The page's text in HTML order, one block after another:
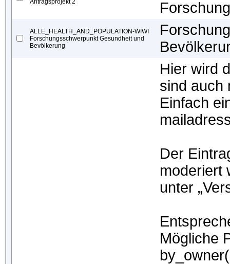
Antragsprojekt 2
Forschung
ALLE_HEALTH_AND_POPULATION-WIWI
Forschungsschwerpunkt Gesundheit und
Bevölkerung
Hier wird
sind auch
Einfach
Der
moderiert
unter
Mögliche